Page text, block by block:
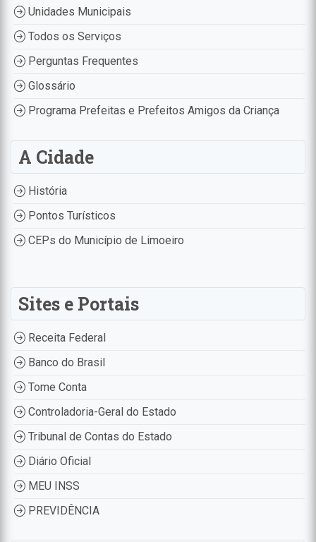
Unidades Municipais
Todos os Serviços
Perguntas Frequentes
Glossário
Programa Prefeitas e Prefeitos Amigos da Criança
A Cidade
História
Pontos Turísticos
CEPs do Município de Limoeiro
Sites e Portais
Receita Federal
Banco do Brasil
Tome Conta
Controladoria-Geral do Estado
Tribunal de Contas do Estado
Diário Oficial
MEU INSS
PREVIDÊNCIA